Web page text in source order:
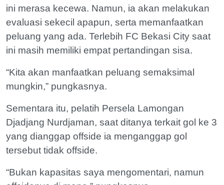
ini merasa kecewa. Namun, ia akan melakukan
evaluasi sekecil apapun, serta memanfaatkan
peluang yang ada. Terlebih FC Bekasi City saat
ini masih memiliki empat pertandingan sisa.
“Kita akan manfaatkan peluang semaksimal
mungkin,” pungkasnya.
Sementara itu, pelatih Persela Lamongan
Djadjang Nurdjaman, saat ditanya terkait gol ke 3
yang dianggap offside ia menganggap gol
tersebut tidak offside.
“Bukan kapasitas saya mengomentari, namun